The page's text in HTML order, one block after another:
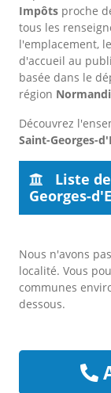
Impôts proche
tous les
l'emplacement, le
d'accueil au
basée dans le
région
Découvrez
Saint-Georges-
Liste
Georges-
Nous n'avons
localité. Vous
communes
dessous.